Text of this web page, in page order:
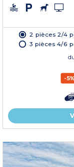
2 pièces 2/4
3 pièces 4/6
-5%